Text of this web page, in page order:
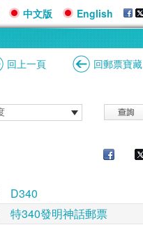
中文版 English
回上一頁 回郵票寶藏
D340
特340發明神話郵票